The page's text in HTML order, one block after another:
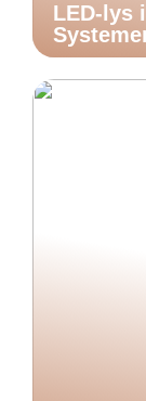
LED-lys